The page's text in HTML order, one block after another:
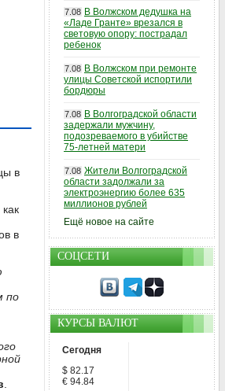
в
в
по
7.08 В Волжском дедушка на
«Ладе Гранте» врезался в
световую опору: пострадал
ребенок
7.08 В Волжском при ремонте
улицы Советской испортили
бордюры
7.08 В Волгоградской области
задержали мужчину,
подозреваемого в убийстве
75-летней матери
7.08 Жители Волгоградской
области задолжали за
электроэнергию более 635
миллионов рублей
Ещё новое на сайте
СОЦСЕТИ
КУРСЫ ВАЛЮТ
Сегодня
$ 82.17
€ 94.84